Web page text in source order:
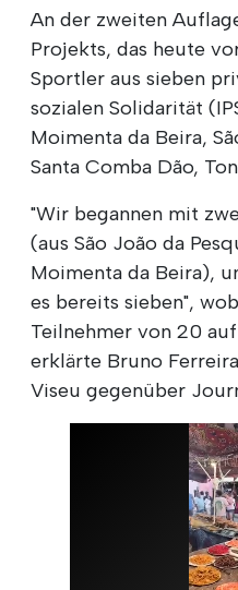
An der zweiten
Projekts, das heute
Sportler aus sieben
sozialen Solidarität
Moimenta da Beira,
Santa Comba Dão,
"Wir begannen mit
(aus São João da
Moimenta da Beira),
es bereits sieben",
Teilnehmer von 20
erklärte Bruno
Viseu gegenüber